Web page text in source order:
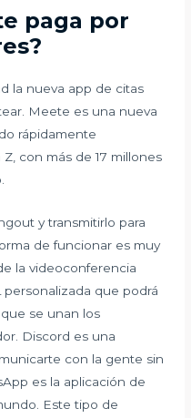
paga por
la nueva app de citas
Meete es una nueva
rápidamente
con más de 17 millones
y transmitirlo para
de funcionar es muy
la videoconferencia
que podrá
se unan los
Discord es una
con la gente sin
es la aplicación de
Este tipo de